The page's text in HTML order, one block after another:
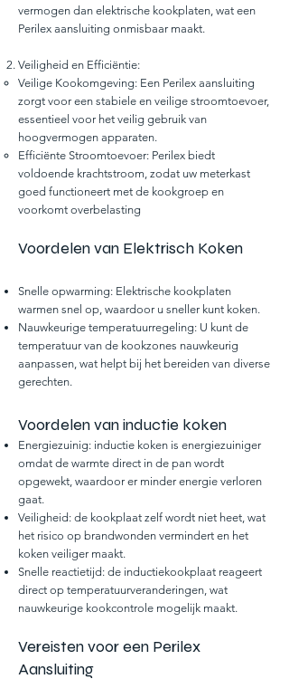
vermogen dan elektrische kookplaten, wat een
Perilex aansluiting onmisbaar maakt.
Veiligheid en Efficiëntie:
Veilige Kookomgeving: Een Perilex aansluiting
zorgt voor een stabiele en veilige stroomtoevoer,
essentieel voor het veilig gebruik van
hoogvermogen apparaten.
Efficiënte Stroomtoevoer: Perilex biedt
voldoende krachtstroom, zodat uw meterkast
goed functioneert met de kookgroep en
voorkomt overbelasting
Voordelen van Elektrisch Koken
Snelle opwarming: Elektrische kookplaten
warmen snel op, waardoor u sneller kunt koken.
Nauwkeurige temperatuurregeling: U kunt de
temperatuur van de kookzones nauwkeurig
aanpassen, wat helpt bij het bereiden van diverse
gerechten.
Voordelen van inductie koken
Energiezuinig: inductie koken is energiezuiniger
omdat de warmte direct in de pan wordt
opgewekt, waardoor er minder energie verloren
gaat.
Veiligheid: de kookplaat zelf wordt niet heet, wat
het risico op brandwonden vermindert en het
koken veiliger maakt.
Snelle reactietijd: de inductiekookplaat reageert
direct op temperatuurveranderingen, wat
nauwkeurige kookcontrole mogelijk maakt.
Vereisten voor een Perilex
Aansluiting